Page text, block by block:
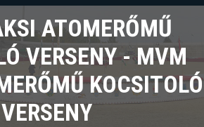
ATOMERŐMŰ
VERSENY - MVM
KOCSITOLÓ
VERSENY